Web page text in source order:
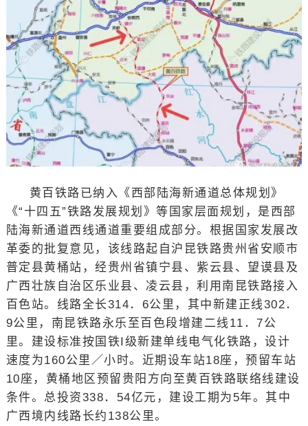
黄百铁路已纳入《西部陆海新通道总体规划》
《“十四五”铁路发展规划》等国家层面规划，是西部
陆海新通道西线通道重要组成部分。根据国家发展改
革委的批复意见，该线路起自沪昆铁路贵州省安顺市
普定县黄桶站，经贵州省镇宁县、紫云县、望谟县及
广西壮族自治区乐业县、凌云县，利用南昆铁路接入
百色站。线路全长314．6公里，其中新建正线302．
9公里，南昆铁路永乐至百色段增建二线11．7公
里。建设标准按国铁I级新建单线电气化铁路，设计
速度为160公里／小时。近期设车站18座，预留车站
10座，黄桶地区预留贵阳方向至黄百铁路联络线建设
条件。总投资338．54亿元，建设工期为5年。其中
广西境内线路长约138公里。